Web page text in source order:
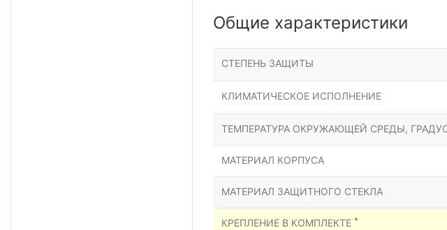
Общие характеристики
СТЕПЕНЬ ЗАЩИТЫ
КЛИМАТИЧЕСКОЕ ИСПОЛНЕНИЕ
ТЕМПЕРАТУРА ОКРУЖАЮЩЕЙ СРЕДЫ,
МАТЕРИАЛ КОРПУСА
МАТЕРИАЛ ЗАЩИТНОГО СТЕКЛА
КРЕПЛЕНИЕ В КОМПЛЕКТЕ *